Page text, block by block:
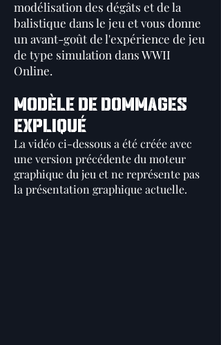
modélisation des dégâts et de la
balistique dans le jeu et vous donne
un avant-goût de l'expérience de jeu
de type simulation dans WWII
Online.
MODÈLE DE DOMMAGES
EXPLIQUÉ
La vidéo ci-dessous a été créée avec
une version précédente du moteur
graphique du jeu et ne représente pas
la présentation graphique actuelle.